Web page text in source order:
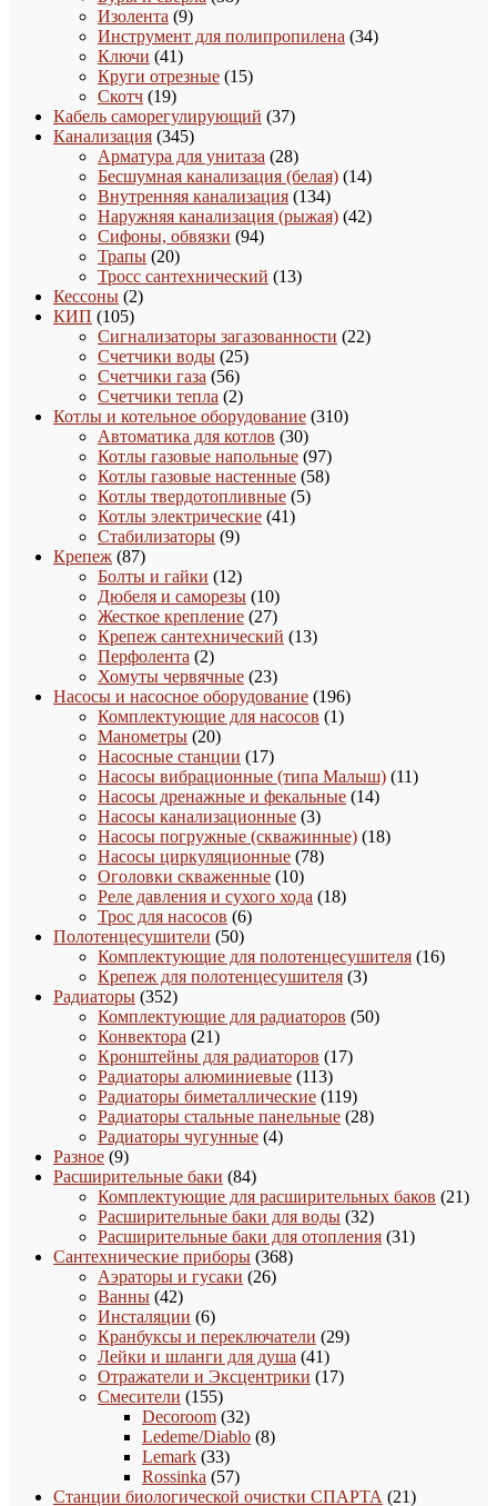
Изолента 99
товаров
Инструмент для полипропилена 3434
Ключи 4141
товар
Круги отрезные 1515
Скотч 1919
товаров
Кабель саморегулирующий 3737
Канализация 345345
товаров
Арматура для унитаза 2828
товаров
Бесшумная канализация (белая) 1414
Внутренняя канализация 134134
товара
Наружняя канализация (рыжая) 4242
Сифоны, обвязки 9494
Трапы 2020
товаров
Тросс сантехнический 1313
Кессоны 22
КИП 105105
товаров
Сигнализаторы загазованности 2222
Счетчики воды 2525
Счетчики газа 5656
товаров
Счетчики тепла 22
товара
Котлы и котельное оборудование 310310
Автоматика для котлов 3030
товаров
Котлы газовые напольные 9797
товаров
Котлы газовые настенные 5858
Котлы твердотопливные 55
Котлы электрические 4141
Стабилизаторы 99
Крепеж 8787
товаров
Болты и гайки 1212
товаров
Дюбеля и саморезы 1010
товаров
Жесткое крепление 2727
товаров
Крепеж сантехнический 1313
Перфолента 22
товара
Хомуты червячные 2323
товара
Насосы и насосное оборудование 196196
Комплектующие для насосов 11
Манометры 2020
товаров
Насосные станции 1717
товаров
Насосы вибрационные (типа Малыш) 1111
Насосы дренажные и фекальные 1414
Насосы канализационные 33
товара
Насосы погружные (скважинные) 1818
Насосы циркуляционные 7878
Оголовки скваженные 1010
товаров
Реле давления и сухого хода 1818
Трос для насосов 66
Полотенцесушители 5050
товаров
Комплектующие для полотенцесушителя 1616
Крепеж для полотенцесушителя 33
Радиаторы 352352
товара
Комплектующие для радиаторов 5050
Конвектора 2121
товар
Кронштейны для радиаторов 1717
Радиаторы алюминиевые 113113
товаров
Радиаторы биметаллические 119119
товаров
Радиаторы стальные панельные 2828
Радиаторы чугунные 44
Разное 99
товаров
Расширительные баки 8484
товара
Комплектующие для расширительных баков 2121
Расширительные баки для воды 3232
товара
Расширительные баки для отопления 3131
Сантехнические приборы 368368
Аэраторы и гусаки 2626
Ванны 4242
товара
Инсталяции 66
товаров
Кранбуксы и переключатели 2929
Лейки и шланги для душа 4141
товар
Отражатели и Эксцентрики 1717
Смесители 155155
товаров
Decoroom 3232
товара
Ledeme/Diablo 88
Lemark 3333
товара
Rossinka 5757
товаров
Станции биологической очистки СПАРТА 2121